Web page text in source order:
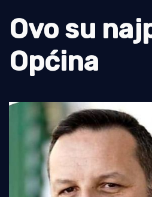
Tradicija i kultura
Ovo su
Općina